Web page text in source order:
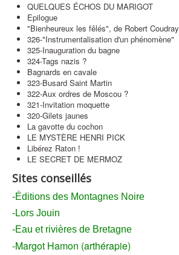
QUELQUES ÉCHOS DU MARIGOT
Epilogue
"Bienheureux les fêlés", de Robert Coudray
326-"Instrumentalisation d'un phénomène"
325-Inauguration du bagne
324-Tags nazis ?
Bagnards en cavale
323-Busard Saint Martin
322-Aux ordres de Moscou ?
321-Invitation moquette
320-Gilets jaunes
La gavotte du cochon
LE MYSTÈRE HENRI PICK
Libérez Raton !
LE SECRET DE MERMOZ
Sites conseillés
-Éditions des Montagnes Noire
-Lors Jouin
-Eau et rivières de Bretagne
-Margot Hamon (arthérapie)